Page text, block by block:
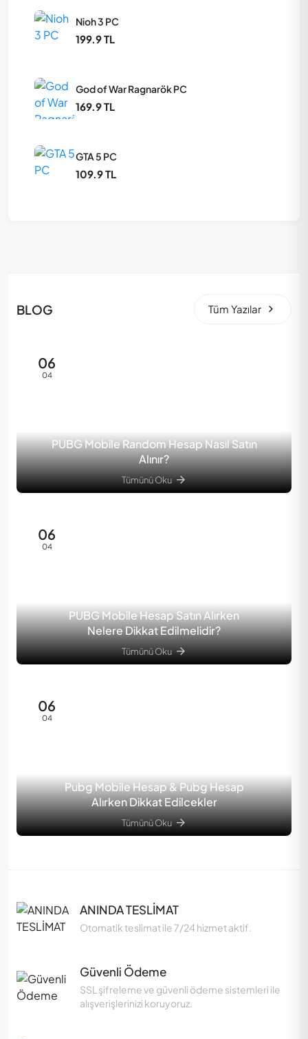
Nioh 3 PC
199.9 TL
God of War Ragnarök PC
169.9 TL
GTA 5 PC
109.9 TL
BLOG Tüm Yazılar
06
04
PUBG Mobile Random Hesap Nasıl Satın
Alınır?
Tümünü Oku
06
04
PUBG Mobile Hesap Satın Alırken
Nelere Dikkat Edilmelidir?
Tümünü Oku
06
04
Pubg Mobile Hesap & Pubg Hesap
Alırken Dikkat Edilcekler
Tümünü Oku
ANINDA TESLİMAT
Otomatik teslimat ile 7/24 hizmet aktif.
Güvenli Ödeme
SSL şifreleme ve güvenli ödeme sistemleri ile
alışverişlerinizi koruyoruz.